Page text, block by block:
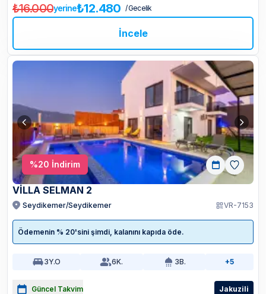
₺16.000yerine₺12.480 / Gecelik
İncele
%20 İndirim
VİLLA SELMAN 2
Seydikemer/Seydikemer VR-7153
Ödemenin % 20'sini şimdi, kalanını kapıda öde.
3Y.O 6K. 3B. +5
Güncel Takvim Jakuzili